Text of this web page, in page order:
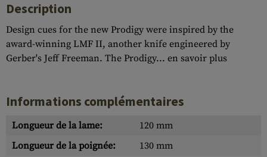
Description
Design cues for the new Prodigy were inspired by the
award-winning LMF II, another knife engineered by
Gerber's Jeff Freeman. The Prodigy... en savoir plus
Informations complémentaires
Longueur de la lame:
120 mm
Longueur de la poignée:
130 mm